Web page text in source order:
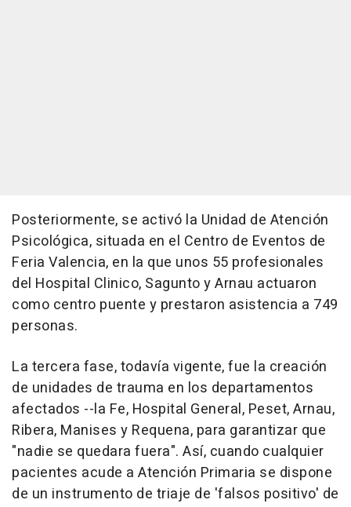
Posteriormente, se activó la Unidad de Atención
Psicológica, situada en el Centro de Eventos de
Feria Valencia, en la que unos 55 profesionales
del Hospital Clinico, Sagunto y Arnau actuaron
como centro puente y prestaron asistencia a 749
personas.
La tercera fase, todavía vigente, fue la creación
de unidades de trauma en los departamentos
afectados --la Fe, Hospital General, Peset, Arnau,
Ribera, Manises y Requena, para garantizar que
"nadie se quedara fuera". Así, cuando cualquier
pacientes acude a Atención Primaria se dispone
de un instrumento de triaje de 'falsos positivo' de